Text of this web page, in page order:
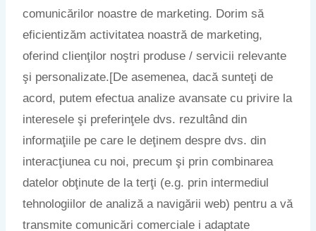
comunicărilor noastre de marketing. Dorim să
eficientizăm activitatea noastră de marketing,
oferind clienţilor noştri produse / servicii relevante
şi personalizate.[De asemenea, dacă sunteţi de
acord, putem efectua analize avansate cu privire la
interesele şi preferinţele dvs. rezultând din
informaţiile pe care le deţinem despre dvs. din
interacţiunea cu noi, precum şi prin combinarea
datelor obţinute de la terţi (e.g. prin intermediul
tehnologiilor de analiză a navigării web) pentru a vă
transmite comunicări comerciale i adaptate